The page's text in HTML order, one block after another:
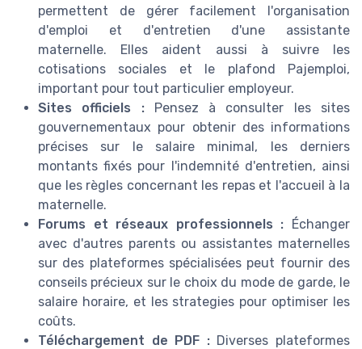
permettent de gérer facilement l'organisation
d'emploi et d'entretien d'une assistante
maternelle. Elles aident aussi à suivre les
cotisations sociales et le plafond Pajemploi,
important pour tout particulier employeur.
Sites officiels :Pensez à consulter les sites
gouvernementaux pour obtenir des informations
précises sur le salaire minimal, les derniers
montants fixés pour l'indemnité d'entretien, ainsi
que les règles concernant les repas et l'accueil à la
maternelle.
Forums et réseaux professionnels : Échanger
avec d'autres parents ou assistantes maternelles
sur des plateformes spécialisées peut fournir des
conseils précieux sur le choix du mode de garde, le
salaire horaire, et les strategies pour optimiser les
coûts.
Téléchargement de PDF :Diverses plateformes